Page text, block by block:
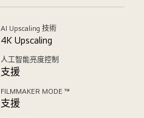
AI Upscaling 技術
4K Upscaling
人工智能亮度控制
支援
FILMMAKER MODE ™
支援